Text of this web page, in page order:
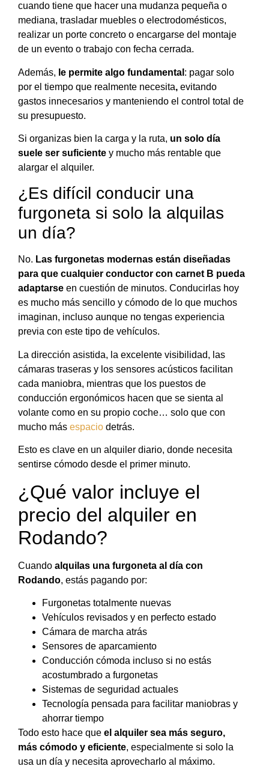
cuando tiene que hacer una mudanza pequeña o
mediana, trasladar muebles o electrodomésticos,
realizar un porte concreto o encargarse del montaje
de un evento o trabajo con fecha cerrada.
Además, le permite algo fundamental : pagar solo
por el tiempo que realmente necesita, evitando
gastos innecesarios y manteniendo el control total de
su presupuesto.
Si organizas bien la carga y la ruta, un solo día
suele ser suficiente y mucho más rentable que
alargar el alquiler.
¿Es difícil conducir una
furgoneta si solo la alquilas
un día?
No. Las furgonetas modernas están diseñadas
para que cualquier conductor con carnet B pueda
adaptarse en cuestión de minutos. Conducirlas hoy
es mucho más sencillo y cómodo de lo que muchos
imaginan, incluso aunque no tengas experiencia
previa con este tipo de vehículos.
La dirección asistida, la excelente visibilidad, las
cámaras traseras y los sensores acústicos facilitan
cada maniobra, mientras que los puestos de
conducción ergonómicos hacen que se sienta al
volante como en su propio coche… solo que con
mucho más espacio detrás.
Esto es clave en un alquiler diario, donde necesita
sentirse cómodo desde el primer minuto.
¿Qué valor incluye el
precio del alquiler en
Rodando?
Cuando alquilas una furgoneta al día con
Rodando, estás pagando por:
Furgonetas totalmente nuevas
Vehículos revisados y en perfecto estado
Cámara de marcha atrás
Sensores de aparcamiento
Conducción cómoda incluso si no estás
acostumbrado a furgonetas
Sistemas de seguridad actuales
Tecnología pensada para facilitar maniobras y
ahorrar tiempo
Todo esto hace que el alquiler sea más seguro,
más cómodo y eficiente, especialmente si solo la
usa un día y necesita aprovecharlo al máximo.